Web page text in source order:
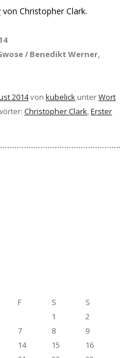
von Christopher Clark.
/ Benedikt Werner,
2014von kubelick unterWort
Christopher Clark,Erster
F S
S
1
2
7 8
9
14 15
16